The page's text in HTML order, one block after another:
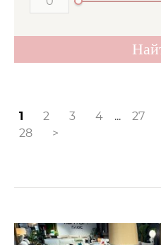
1 2 3 4 ...
27
28
>